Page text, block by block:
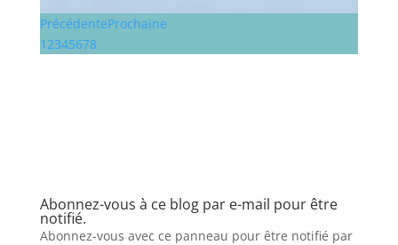
PrécédenteProchaine
12345678
Abonnez-vous à ce blog par e-mail pour être
notifié.
Abonnez-vous avec ce panneau pour être notifié par